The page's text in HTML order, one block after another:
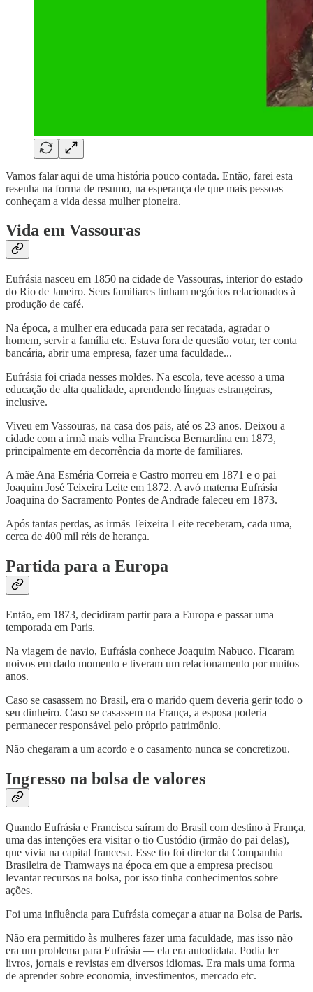
Vamos falar aqui de uma história pouco contada. Então, farei esta
resenha na forma de resumo, na esperança de que mais pessoas
conheçam a vida dessa mulher pioneira.
Vida em Vassouras
Eufrásia nasceu em 1850 na cidade de Vassouras, interior do estado
do Rio de Janeiro. Seus familiares tinham negócios relacionados à
produção de café.
Na época, a mulher era educada para ser recatada, agradar o
homem, servir a família etc. Estava fora de questão votar, ter conta
bancária, abrir uma empresa, fazer uma faculdade...
Eufrásia foi criada nesses moldes. Na escola, teve acesso a uma
educação de alta qualidade, aprendendo línguas estrangeiras,
inclusive.
Viveu em Vassouras, na casa dos pais, até os 23 anos. Deixou a
cidade com a irmã mais velha Francisca Bernardina em 1873,
principalmente em decorrência da morte de familiares.
A mãe Ana Esméria Correia e Castro morreu em 1871 e o pai
Joaquim José Teixeira Leite em 1872. A avó materna Eufrásia
Joaquina do Sacramento Pontes de Andrade faleceu em 1873.
Após tantas perdas, as irmãs Teixeira Leite receberam, cada uma,
cerca de 400 mil réis de herança.
Partida para a Europa
Então, em 1873, decidiram partir para a Europa e passar uma
temporada em Paris.
Na viagem de navio, Eufrásia conhece Joaquim Nabuco. Ficaram
noivos em dado momento e tiveram um relacionamento por muitos
anos.
Caso se casassem no Brasil, era o marido quem deveria gerir todo o
seu dinheiro. Caso se casassem na França, a esposa poderia
permanecer responsável pelo próprio patrimônio.
Não chegaram a um acordo e o casamento nunca se concretizou.
Ingresso na bolsa de valores
Quando Eufrásia e Francisca saíram do Brasil com destino à França,
uma das intenções era visitar o tio Custódio (irmão do pai delas),
que vivia na capital francesa. Esse tio foi diretor da Companhia
Brasileira de Tramways na época em que a empresa precisou
levantar recursos na bolsa, por isso tinha conhecimentos sobre
ações.
Foi uma influência para Eufrásia começar a atuar na Bolsa de Paris.
Não era permitido às mulheres fazer uma faculdade, mas isso não
era um problema para Eufrásia — ela era autodidata. Podia ler
livros, jornais e revistas em diversos idiomas. Era mais uma forma
de aprender sobre economia, investimentos, mercado etc.